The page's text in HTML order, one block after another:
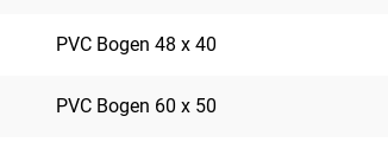
PVC Bogen 48 x 40
PVC Bogen 60 x 50